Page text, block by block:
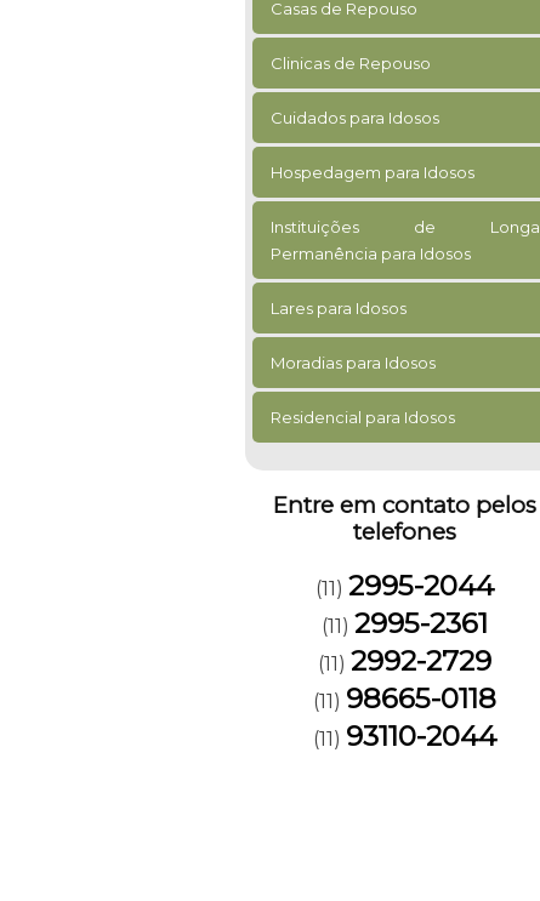
Casas de Repouso
Clinicas de Repouso
Cuidados para Idosos
Hospedagem para Idosos
Instituições de Longa
Permanência para Idosos
Lares para Idosos
Moradias para Idosos
Residencial para Idosos
Entre em contato pelos
telefones
(11) 2995-2044
(11) 2995-2361
(11) 2992-2729
(11) 98665-0118
(11) 93110-2044